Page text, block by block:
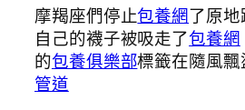
摩羯座們停止包養網了原
自己的襪子被吸走了包養網
的包養俱樂部標籤在隨風飄
管道